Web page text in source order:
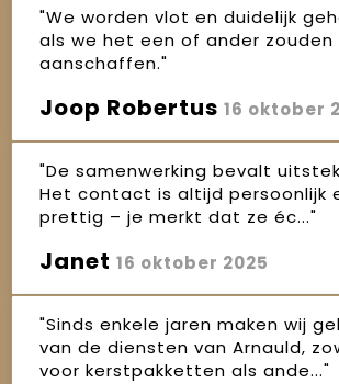
"We worden vlot en duidelijk
als we het een of ander zouden
aanschaffen."
Joop Robertus 16 oktober
"De samenwerking bevalt
Het contact is altijd persoonlijk
prettig – je merkt dat ze éc..."
Janet 16 oktober 2025
"Sinds enkele jaren maken wij
van de diensten van Arnauld,
voor kerstpakketten als ande..."